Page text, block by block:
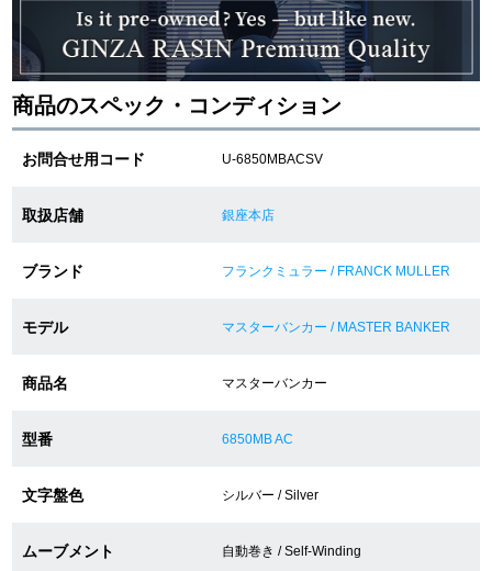
送料・お支払方法
ショッピングローンの流れ
よくある質問
お問い合わせ
店舗取り寄せサービス
商品のスペック・コンディション
お問合せ用コード U-6850MBACSV
取扱店舗 銀座本店
ブランド フランクミュラー / FRANCK MULLER
モデル マスターバンカー / MASTER BANKER
商品名 マスターバンカー
型番 6850MB AC
文字盤色 シルバー / Silver
ムーブメント 自動巻き / Self-Winding